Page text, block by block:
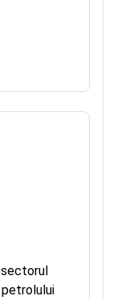
sectorul